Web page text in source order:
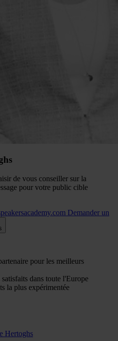
de vous conseiller sur la
pour votre public cible
Demander un
pour les meilleurs
dans toute l'Europe
la plus expérimentée
Hertoghs